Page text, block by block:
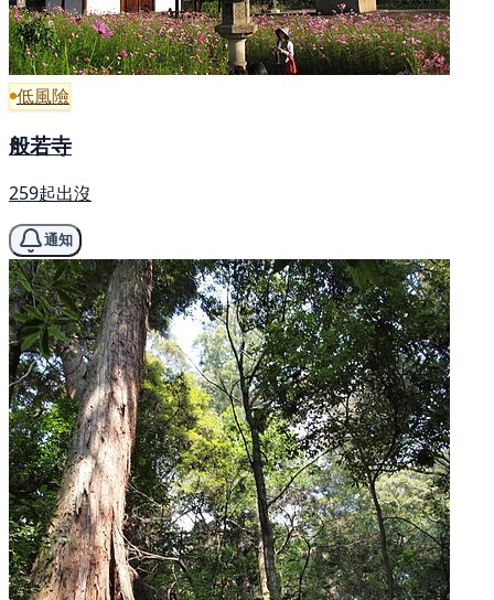
低風險
般若寺
259起出沒
通知